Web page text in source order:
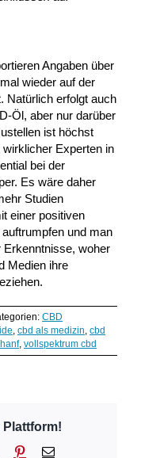
Angaben über
wieder auf der
Natürlich erfolgt auch
Öl, aber nur darüber
ist höchst
Experten in
bei der
Es wäre daher
Studien
einer positiven
und man
woher
Medien ihre
CBD
, cbd als medizin, cbd
, vollspektrum cbd
Plattform!
Tumblr Pinterest
E-